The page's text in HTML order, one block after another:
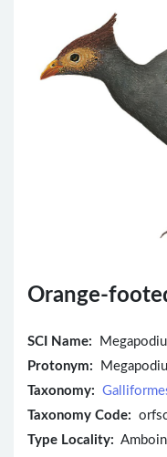
Orange-
SCI Name:
Protonym:
Taxonomy:
Taxonomy Code:
Type Locality: